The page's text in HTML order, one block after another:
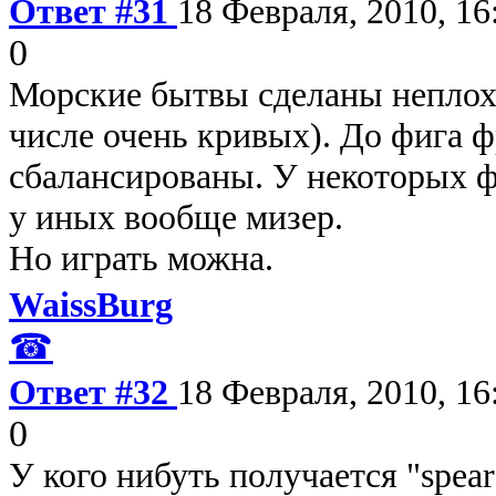
Ответ #31 18 Февраля, 2010,
0
Морские бытвы сделаны
числе очень кривых). До фига
сбалансированы. У некоторых
у иных вообще мизер.
Но играть можна.
WaissBurg
☎
Ответ #32 18 Февраля, 2010,
0
У кого нибуть получается